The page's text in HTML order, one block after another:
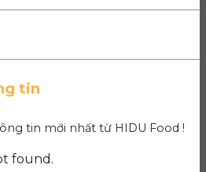
tin
tin mới nhất từ HIDU Food !
found.